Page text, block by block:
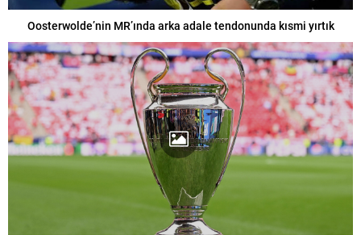
Oosterwolde’nin MR’ında arka adale tendonunda kısmi yırtık